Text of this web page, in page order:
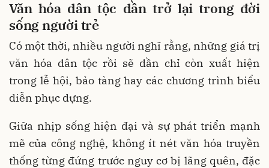
Văn hóa dân tộc dần trở lại trong đời
sống người trẻ
Có một thời, nhiều người nghĩ rằng, những giá trị
văn hóa dân tộc rồi sẽ dần chỉ còn xuất hiện
trong lễ hội, bảo tàng hay các chương trình biểu
diễn phục dựng.
Giữa nhịp sống hiện đại và sự phát triển mạnh
mẽ của công nghệ, không ít nét văn hóa truyền
thống từng đứng trước nguy cơ bị lãng quên, đặc